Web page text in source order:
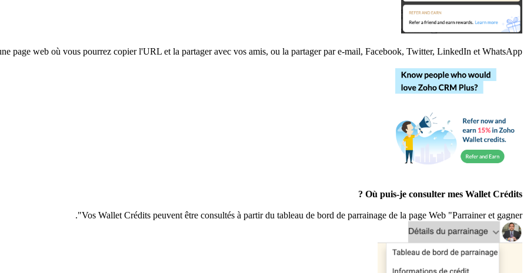
page web où vous pourrez copier l'URL et la partager avec vos amis, ou la partager par e-mail, Facebook, Twitter, LinkedIn et WhatsApp.
Où puis-je consulter mes Wallet Crédits ?
Vos Wallet Crédits peuvent être consultés à partir du tableau de bord de parrainage de la page Web "Parrainer et gagner".